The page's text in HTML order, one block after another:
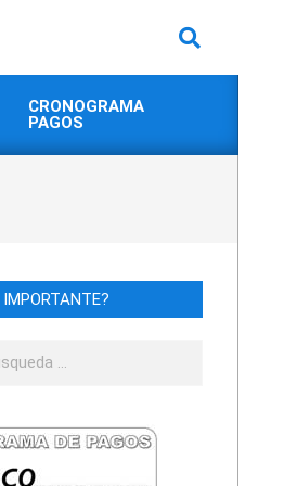
Buscar
CRONOGRAMA
PAGOS